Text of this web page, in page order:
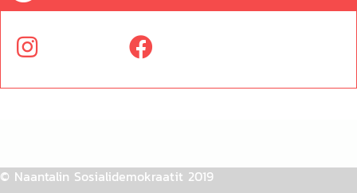
© Naantalin Sosialidemokraatit 2019